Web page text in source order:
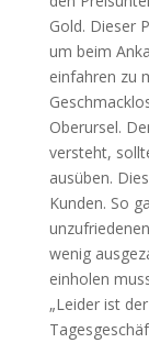
Gold. Dieser
um beim
einfahren zu
Oberursel.
versteht,
ausüben.
Kunden. So
wenig
einholen
„Leider ist